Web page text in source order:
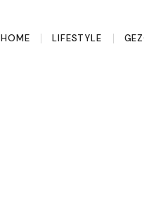
HOME LIFESTYLE